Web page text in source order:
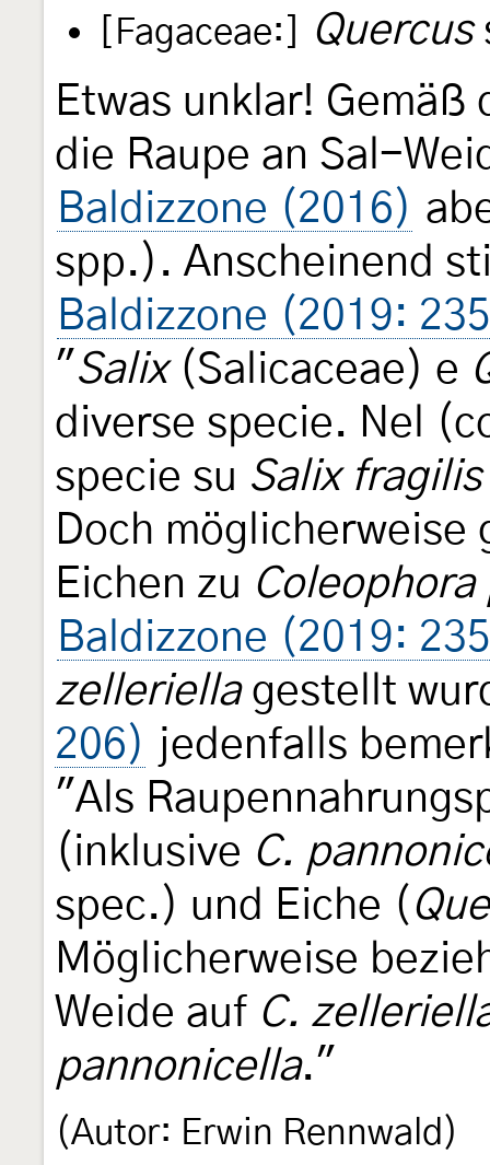
[Fagaceae:] Quercus
Etwas unklar!
die Raupe an Sal-
Baldizzone (2016)
spp.). Anscheinend
Baldizzone (2019:
"Salix(Salicaceae) e
diverse specie. Nel
specie su Salix fragilis
Doch möglicherweise
Eichen zu
Baldizzone (2019:
zelleriellagestellt
206) jedenfalls
"Als
(inklusive C.
spec.) und Eiche (
Möglicherweise
Weide auf C.
pannonicella."
(Autor: Erwin Rennwald)